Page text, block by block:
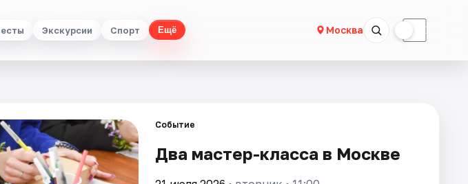
Экскурсии Спорт Ещё Москва ☾
Событие
Два мастер-класса в Москве